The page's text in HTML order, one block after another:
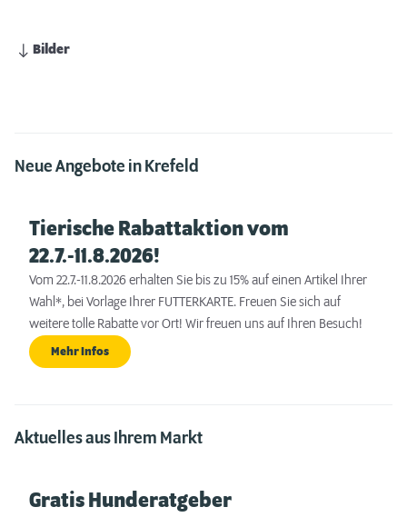
Bilder
Neue Angebote in Krefeld
Tierische Rabattaktion vom
22.7.-11.8.2026!
Vom 22.7.-11.8.2026 erhalten Sie bis zu 15% auf einen Artikel Ihrer
Wahl*, bei Vorlage Ihrer FUTTERKARTE. Freuen Sie sich auf
weitere tolle Rabatte vor Ort! Wir freuen uns auf Ihren Besuch!
Mehr Infos
Aktuelles aus Ihrem Markt
Gratis Hunderatgeber